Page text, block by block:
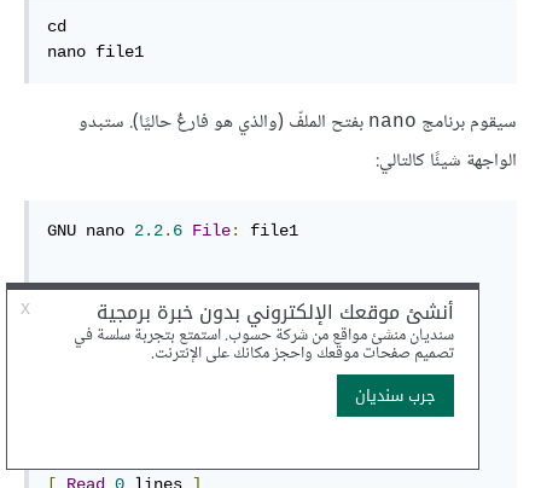
cd
nano file1
سيقوم برنامج nano بفتح الملفّ (والذي هو فارغٌ حاليًا). ستبدو
الواجهة شيئًا كالتالي:
GNU nano 2.2. 6 File: file1